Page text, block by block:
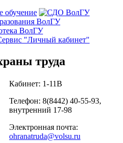
обучение
ВолГУ
ВолГУ
"Личный кабинет"
труда
Кабинет: 1-11В
Телефон: 8(8442) 40-55-93,
внутренний 17-98
Электронная почта:
ohranatruda@volsu.ru